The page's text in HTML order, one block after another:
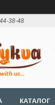
38-48
КАТАЛОГ